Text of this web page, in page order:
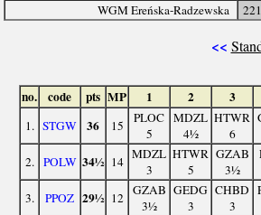
WGM Ereńska-Radzewska
<<
no. code pts MP 1 2 3
1. STGW 36 15
PLOC
5
MDZL
4½
HTWR
6
2. POLW 34½ 14 MDZL
3
HTWR
5
GZAB
3½
3. PPOZ 29½ 12 GZAB
3½
GEDG
3
CHBD
3